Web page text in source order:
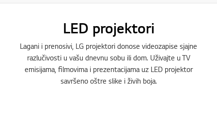
LED projektori
Lagani i prenosivi, LG projektori donose videozapise sjajne
razlučivosti u vašu dnevnu sobu ili dom. Uživajte u TV
emisijama, filmovima i prezentacijama uz LED projektor
savršeno oštre slike i živih boja.